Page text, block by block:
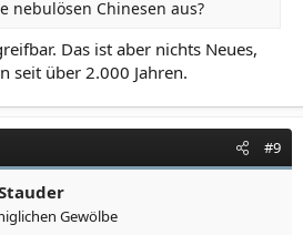
nebulösen Chinesen aus?
Das ist aber nichts Neues,
seit über 2.000 Jahren.
#9
Gewölbe